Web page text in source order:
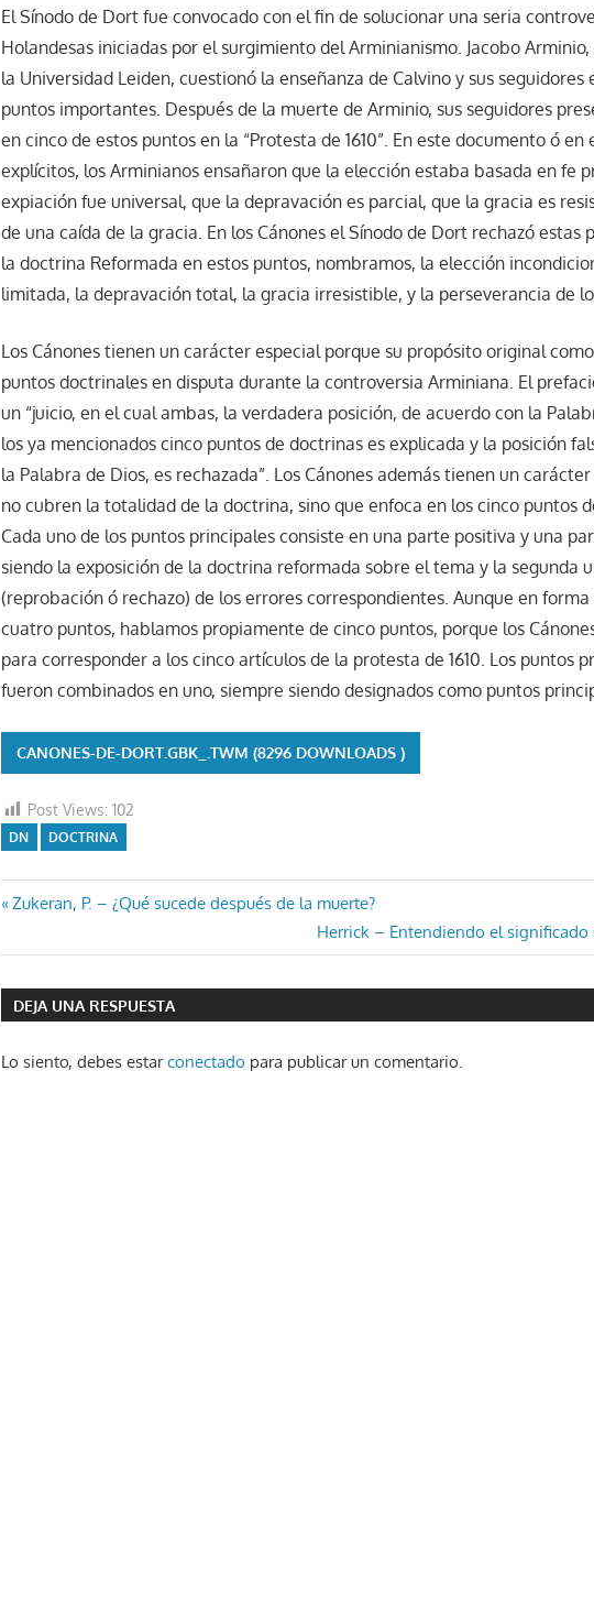
El Sínodo de Dort fue convocado con el fin de solucionar una seria
Holandesas iniciadas por el surgimiento del Arminianismo. Jacobo
la Universidad Leiden, cuestionó la enseñanza de Calvino y sus seguidores
puntos importantes. Después de la muerte de Arminio, sus seguidores
en cinco de estos puntos en la “Protesta de 1610”. En este documento ó
explícitos, los Arminianos ensañaron que la elección estaba basada en fe
expiación fue universal, que la depravación es parcial, que la gracia es
de una caída de la gracia. En los Cánones el Sínodo de Dort rechazó estas
la doctrina Reformada en estos puntos, nombramos, la elección
limitada, la depravación total, la gracia irresistible, y la perseverancia de
Los Cánones tienen un carácter especial porque su propósito original
puntos doctrinales en disputa durante la controversia Arminiana. El
un “juicio, en el cual ambas, la verdadera posición, de acuerdo con la
los ya mencionados cinco puntos de doctrinas es explicada y la posición
la Palabra de Dios, es rechazada”. Los Cánones además tienen un
no cubren la totalidad de la doctrina, sino que enfoca en los cinco puntos
Cada uno de los puntos principales consiste en una parte positiva y una
siendo la exposición de la doctrina reformada sobre el tema y la segunda
(reprobación ó rechazo) de los errores correspondientes. Aunque en
cuatro puntos, hablamos propiamente de cinco puntos, porque los
para corresponder a los cinco artículos de la protesta de 1610. Los puntos
fueron combinados en uno, siempre siendo designados como puntos
CANONES-DE-DORT.GBK_.TWM (8296 DOWNLOADS )
Post Views: 102
DN DOCTRINA
Navegación
de
entradas
Entrada
Zukeran, P. – ¿Qué sucede después de la muerte?
Entrada
siguiente:
Herrick – Entendiendo el significado
DEJA UNA RESPUESTA
Lo siento, debes estarconectado para publicar un comentario.